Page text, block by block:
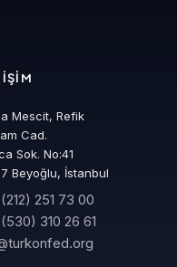
Mescit, Refik
Cad.
Sok. No:41
Beyoğlu, İstanbul
251 73 00
310 26 61